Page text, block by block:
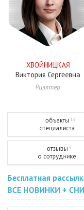
ХВОЙНИЦКАЯ
Виктория Сергеевна
Риэлтер
объекты 13
специалиста
отзывы 3
о сотруднике
Бесплатная
ВСЕ НОВИНКИ +